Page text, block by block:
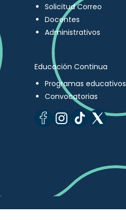
Solicitud Correo
Docentes
Administrativos
Educación Continua
Programas educativos
Convocatorias